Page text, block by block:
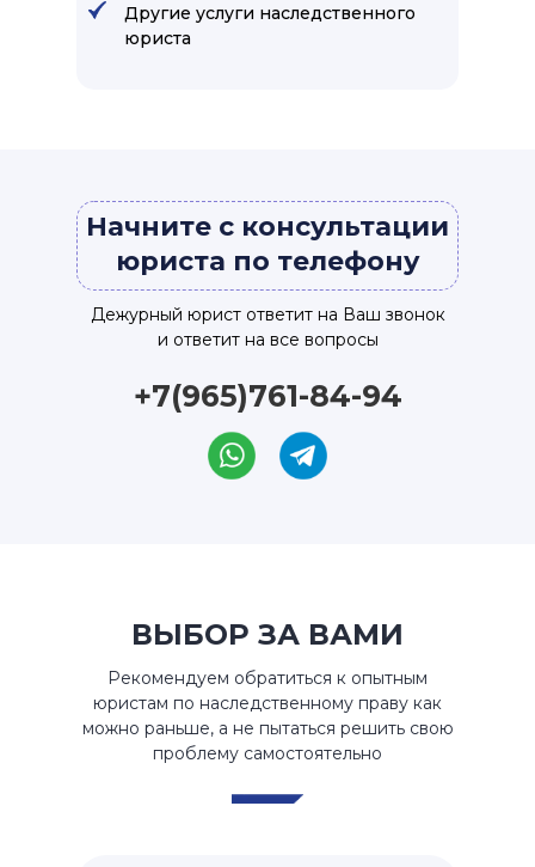
Другие услуги наследственного
юриста
Начните с консультации
юриста по телефону
Дежурный юрист ответит на Ваш звонок
и ответит на все вопросы
+7(965)761-84-94
ВЫБОР ЗА ВАМИ
Рекомендуем обратиться к опытным
юристам по наследственному праву как
можно раньше, а не пытаться решить свою
проблему самостоятельно